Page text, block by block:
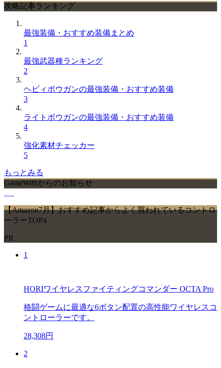
攻略記事ランキング
最強装備・おすすめ装備まとめ
1
最強武器種ランキング
2
ヘビィボウガンの最強装備・おすすめ装備
3
ライトボウガンの最強装備・おすすめ装備
4
強化素材チェッカー
5
もっとみる
GameWithからのお知らせ
【Amazon7月】おすすめ記事からよく買われているコントロ
ーラーTOP4
PR
1
HORIワイヤレスファイティングコマンダー OCTA Pro
格闘ゲームに最適な6ボタン配置の高性能ワイヤレスコ
ントローラーです。
28,308円
2